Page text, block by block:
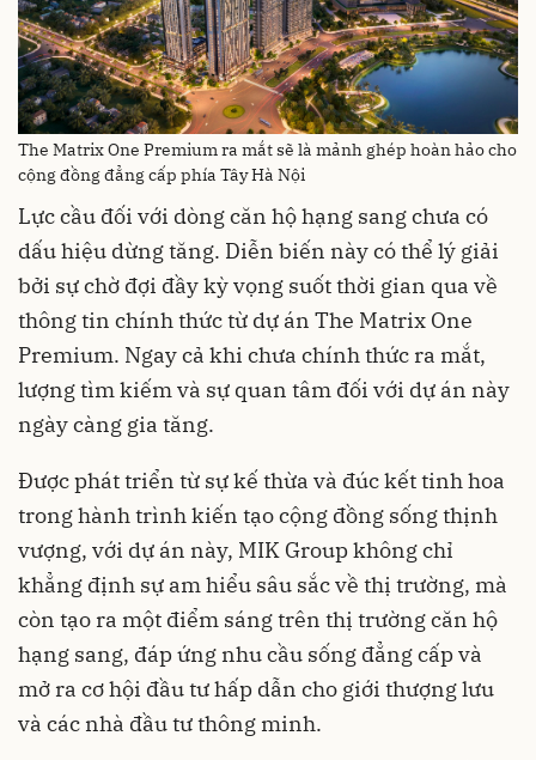
The Matrix One Premium ra mắt sẽ là mảnh ghép hoàn hảo cho
cộng đồng đẳng cấp phía Tây Hà Nội
Lực cầu đối với dòng căn hộ hạng sang chưa có
dấu hiệu dừng tăng. Diễn biến này có thể lý giải
bởi sự chờ đợi đầy kỳ vọng suốt thời gian qua về
thông tin chính thức từ dự án The Matrix One
Premium. Ngay cả khi chưa chính thức ra mắt,
lượng tìm kiếm và sự quan tâm đối với dự án này
ngày càng gia tăng.
Được phát triển từ sự kế thừa và đúc kết tinh hoa
trong hành trình kiến tạo cộng đồng sống thịnh
vượng, với dự án này, MIK Group không chỉ
khẳng định sự am hiểu sâu sắc về thị trường, mà
còn tạo ra một điểm sáng trên thị trường căn hộ
hạng sang, đáp ứng nhu cầu sống đẳng cấp và
mở ra cơ hội đầu tư hấp dẫn cho giới thượng lưu
và các nhà đầu tư thông minh.